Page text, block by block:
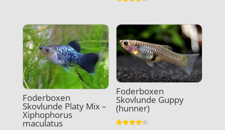
Foderboxen
Skovlunde Platy Mix –
Xiphophorus
maculatus
Foderboxen
Skovlunde Guppy
(hunner)